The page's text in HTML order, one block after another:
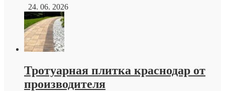
24. 06. 2026
Тротуарная плитка краснодар от
производителя